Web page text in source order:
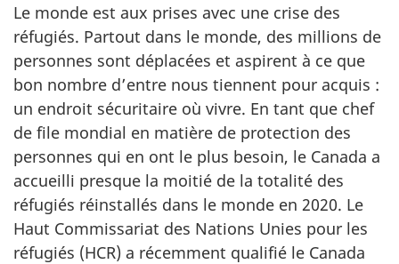
Le monde est aux prises avec une crise des
réfugiés. Partout dans le monde, des millions de
personnes sont déplacées et aspirent à ce que
bon nombre d’entre nous tiennent pour acquis :
un endroit sécuritaire où vivre. En tant que chef
de file mondial en matière de protection des
personnes qui en ont le plus besoin, le Canada a
accueilli presque la moitié de la totalité des
réfugiés réinstallés dans le monde en 2020. Le
Haut Commissariat des Nations Unies pour les
réfugiés (HCR) a récemment qualifié le Canada